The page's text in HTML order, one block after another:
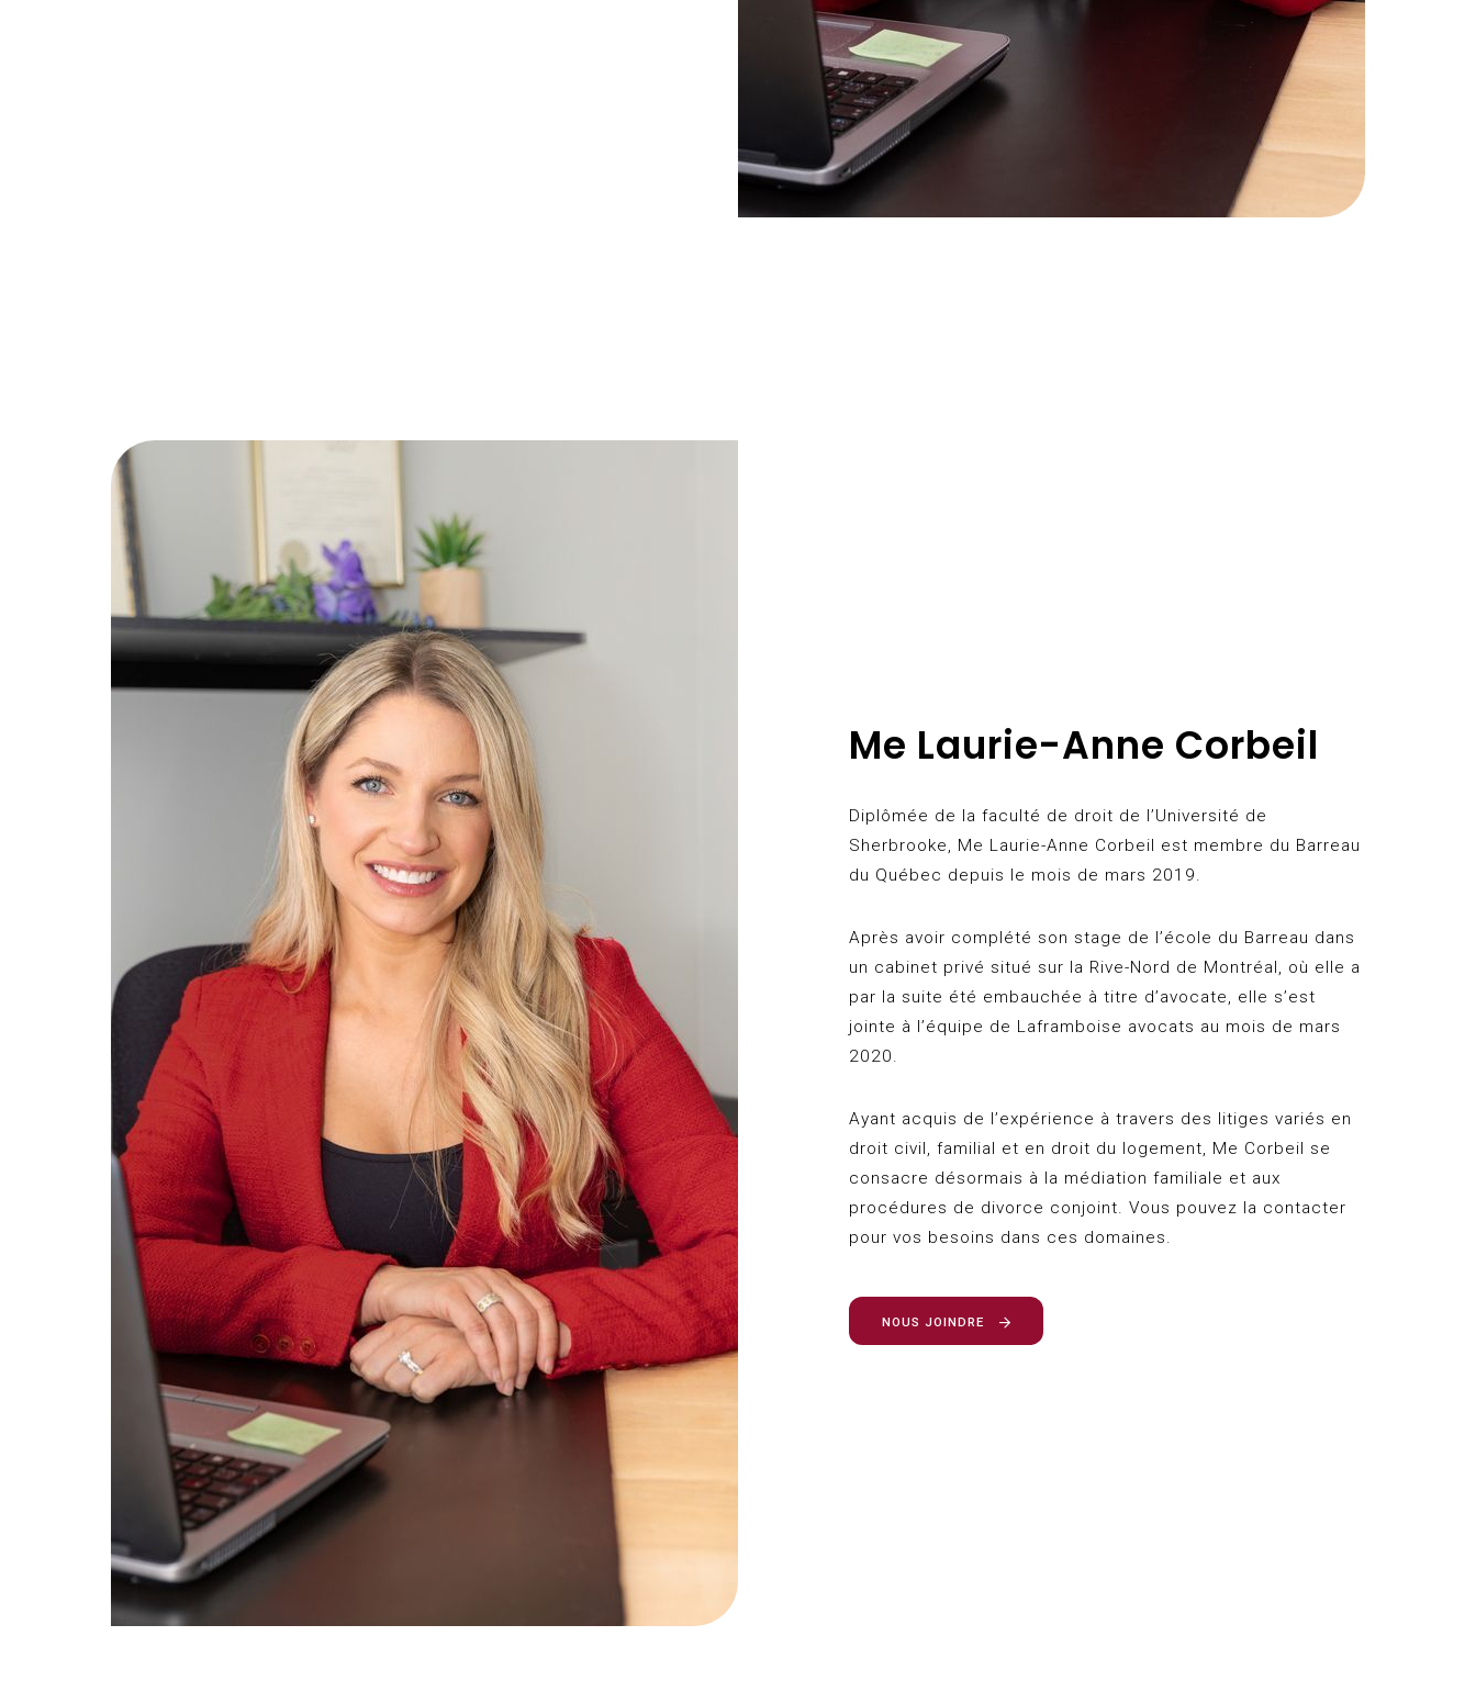
Me Laurie-Anne Corbeil
Diplômée de la faculté de droit de l’Université de
Sherbrooke, Me Laurie-Anne Corbeil est membre du Barreau
du Québec depuis le mois de mars 2019.
Après avoir complété son stage de l’école du Barreau dans
un cabinet privé situé sur la Rive-Nord de Montréal, où elle a
par la suite été embauchée à titre d’avocate, elle s’est
jointe à l’équipe de Laframboise avocats au mois de mars
2020.
Ayant acquis de l’expérience à travers des litiges variés en
droit civil, familial et en droit du logement, Me Corbeil se
consacre désormais à la médiation familiale et aux
procédures de divorce conjoint. Vous pouvez la contacter
pour vos besoins dans ces domaines.
NOUS JOINDRE